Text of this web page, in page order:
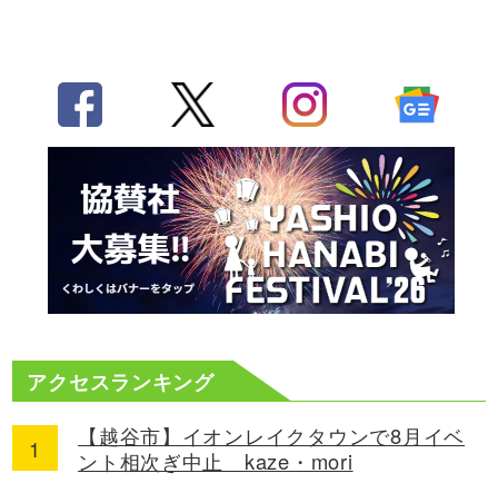
アクセスランキング
【越谷市】イオンレイクタウンで8月イベ
ント相次ぎ中止 kaze・mori